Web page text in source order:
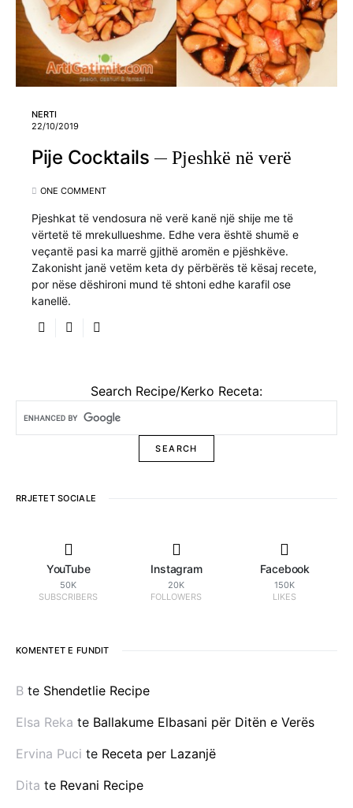
NERTI
22/10/2019
Pije Cocktails Pjeshkë në verë
ONE COMMENT
Pjeshkat të vendosura në verë kanë një shije me të
vërtetë të mrekullueshme. Edhe vera është shumë e
veçantë pasi ka marrë gjithë aromën e pjëshkëve.
Zakonisht janë vetëm keta dy përbërës të kësaj recete,
por nëse dëshironi mund të shtoni edhe karafil ose
kanellë.
Search Recipe/Kerko Receta:
RRJETET SOCIALE
YouTube
50K
SUBSCRIBERS
Instagram
20K
FOLLOWERS
Facebook
150K
LIKES
KOMENTET E FUNDIT
B te Shendetlie Recipe
Elsa Reka te Ballakume Elbasani për Ditën e Verës
Ervina Puci te Receta per Lazanjë
Dita te Revani Recipe